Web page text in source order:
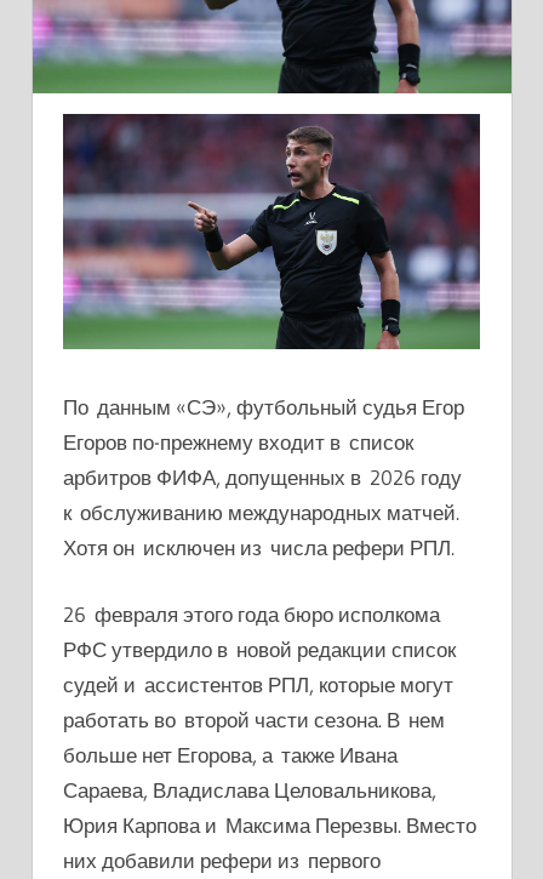
По данным «СЭ», футбольный судья Егор
Егоров по-прежнему входит в список
арбитров ФИФА, допущенных в 2026 году
к обслуживанию международных матчей.
Хотя он исключен из числа рефери РПЛ.
26 февраля этого года бюро исполкома
РФС утвердило в новой редакции список
судей и ассистентов РПЛ, которые могут
работать во второй части сезона. В нем
больше нет Егорова, а также Ивана
Сараева, Владислава Целовальникова,
Юрия Карпова и Максима Перезвы. Вместо
них добавили рефери из первого